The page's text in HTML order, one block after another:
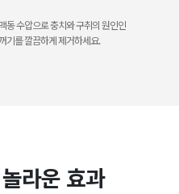
동 수압으로 충치와 구취의 원인인
기를 깔끔하게 제거하세요.
라운 효과